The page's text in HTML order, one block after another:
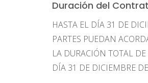
Duración del
HASTA EL DÍA 31 DE
PARTES PUEDAN
LA DURACIÓN TOTAL
DÍA 31 DE DICIEMBRE